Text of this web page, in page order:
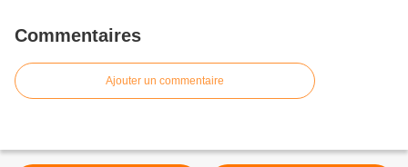
Commentaires
Ajouter un commentaire